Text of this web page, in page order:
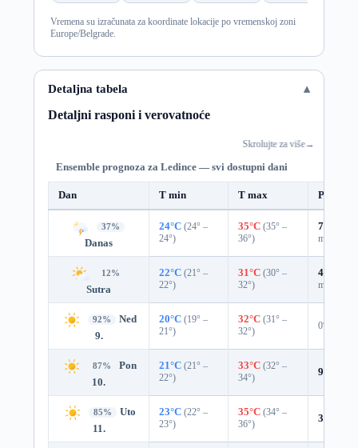
Vremena su izračunata za koordinate lokacije po vremenskoj zoni
Europe/Belgrade.
Detaljna tabela
Detaljni rasponi i verovatnoće
Skrolujte za više→
Ensemble prognoza za Ledince — svi dostupni dani
Dan T min T max
37%
Danas
24°C (24° –
24°)
35°C (35° –
36°)
73%
mm)
12%
Sutra
22°C (21° –
22°)
31°C (30° –
32°)
41%
mm)
92%
Ned
9.
20°C (19° –
21°)
32°C (31° –
32°)
0%
87%
Pon
10.
21°C (21° –
22°)
33°C (32° –
34°)
9%
85%
Uto
11.
23°C (22° –
23°)
35°C (34° –
36°)
3%